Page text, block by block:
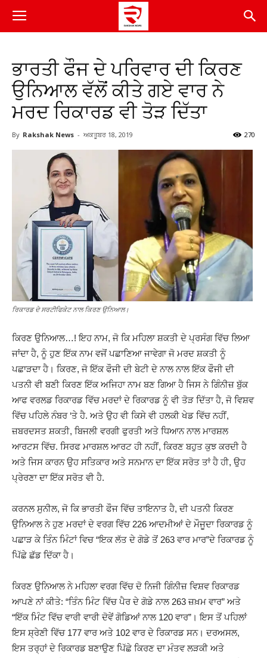
ਭਾਰਤੀ ਫੌਜ ਦੇ ਪਰਿਵਾਰ ਦੀ ਕਿਰਣ
ਉਨਿਆਲ ਵੱਲੋਂ ਕੀਤੇ ਗਏ ਵਾਰ ਨੇ
ਮਰਦ ਰਿਕਾਰਡ ਵੀ ਤੋੜ ਦਿੱਤਾ
By Rakshak News - ਅਕਤੂਬਰ 18, 2019 270
ਰਿਕਾਰਡ ਦੇ ਸਰਟੀਫਿਕੇਟ ਨਾਲ ਕਿਰਣ ਉਨਿਆਲ।
ਕਿਰਣ ਉਨਿਆਲ…! ਇਹ ਨਾਮ, ਜੋ ਕਿ ਮਹਿਲਾ ਸ਼ਕਤੀ ਦੇ ਪ੍ਰਸੰਗ ਵਿੱਚ ਲਿਆ
ਜਾਂਦਾ ਹੈ, ਨੂੰ ਹੁਣ ਇੱਕ ਨਾਮ ਵਜੋਂ ਪਛਾਣਿਆ ਜਾਵੇਗਾ ਜੋ ਮਰਦ ਸ਼ਕਤੀ ਨੂੰ
ਪਛਾੜਦਾ ਹੈ। ਕਿਰਣ, ਜੋ ਇੱਕ ਫੌਜੀ ਦੀ ਬੇਟੀ ਦੇ ਨਾਲ ਨਾਲ ਇੱਕ ਫੌਜੀ ਦੀ
ਪਤਨੀ ਵੀ ਬਣੀ ਕਿਰਣ ਇੱਕ ਅਜਿਹਾ ਨਾਮ ਬਣ ਗਿਆ ਹੈ ਜਿਸ ਨੇ ਗਿੰਨੀਜ਼ ਬੁੱਕ
ਆਫ ਵਰਲਡ ਰਿਕਾਰਡ ਵਿੱਚ ਮਰਦਾਂ ਦੇ ਰਿਕਾਰਡ ਨੂੰ ਵੀ ਤੋੜ ਦਿੱਤਾ ਹੈ, ਜੋ ਵਿਸ਼ਵ
ਵਿੱਚ ਪਹਿਲੇ ਨੰਬਰ ‘ਤੇ ਹੈ. ਅਤੇ ਉਹ ਵੀ ਕਿਸੇ ਵੀ ਹਲਕੀ ਖੇਡ ਵਿੱਚ ਨਹੀਂ,
ਜ਼ਬਰਦਸਤ ਸ਼ਕਤੀ, ਬਿਜਲੀ ਵਰਗੀ ਫੁਰਤੀ ਅਤੇ ਧਿਆਨ ਨਾਲ ਮਾਰਸ਼ਲ
ਆਰਟਸ ਵਿੱਚ. ਸਿਰਫ ਮਾਰਸ਼ਲ ਆਰਟ ਹੀ ਨਹੀਂ, ਕਿਰਣ ਬਹੁਤ ਕੁਝ ਕਰਦੀ ਹੈ
ਅਤੇ ਜਿਸ ਕਾਰਨ ਉਹ ਸਤਿਕਾਰ ਅਤੇ ਸਨਮਾਨ ਦਾ ਇੱਕ ਸਰੋਤ ਤਾਂ ਹੈ ਹੀ, ਉਹ
ਪ੍ਰੇਰਣਾ ਦਾ ਇੱਕ ਸਰੋਤ ਵੀ ਹੈ.
ਕਰਨਲ ਸੁਨੀਲ, ਜੋ ਕਿ ਭਾਰਤੀ ਫੌਜ ਵਿੱਚ ਤਾਇਨਾਤ ਹੈ, ਦੀ ਪਤਨੀ ਕਿਰਣ
ਉਨਿਆਲ ਨੇ ਹੁਣ ਮਰਦਾਂ ਦੇ ਵਰਗ ਵਿੱਚ 226 ਆਦਮੀਆਂ ਦੇ ਮੌਜੂਦਾ ਰਿਕਾਰਡ ਨੂੰ
ਪਛਾੜ ਕੇ ਤਿੰਨ ਮਿੰਟਾਂ ਵਿਚ “ਇਕ ਲੱਤ ਦੇ ਗੋਡੇ ਤੋਂ 263 ਵਾਰ ਮਾਰ”ਦੇ ਰਿਕਾਰਡ ਨੂੰ
ਪਿੱਛੇ ਛੱਡ ਦਿੱਕਾ ਹੈ।
ਕਿਰਣ ਉਨਿਆਲ ਨੇ ਮਹਿਲਾ ਵਰਗ ਵਿੱਚ ਦੋ ਨਿਜੀ ਗਿੰਨੀਜ਼ ਵਿਸ਼ਵ ਰਿਕਾਰਡ
ਆਪਣੇ ਨਾਂ ਕੀਤੇ: “ਤਿੰਨ ਮਿੰਟ ਵਿੱਚ ਪੈਰ ਦੇ ਗੋਡੇ ਨਾਲ 263 ਜ਼ਖ਼ਮ ਵਾਰ” ਅਤੇ
“ਇੱਕ ਮਿੰਟ ਵਿੱਚ ਵਾਰੀ ਵਾਰੀ ਦੋਵੇਂ ਗੋਡਿਆਂ ਨਾਲ 120 ਵਾਰ”। ਇਸ ਤੋਂ ਪਹਿਲਾਂ
ਇਸ ਸ਼੍ਰੇਣੀ ਵਿੱਚ 177 ਵਾਰ ਅਤੇ 102 ਵਾਰ ਦੇ ਰਿਕਾਰਡ ਸਨ। ਦਰਅਸਲ,
ਇਸ ਤਰ੍ਹਾਂ ਦੇ ਰਿਕਾਰਡ ਬਣਾਉਣ ਪਿੱਛੇ ਕਿਰਣ ਦਾ ਮੰਤਵ ਲੜਕੀ ਅਤੇ